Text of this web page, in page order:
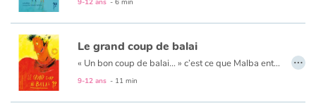
Accueil
Famille
Écoles
9-12 ans - 6 min
Le grand coup de balai
« Un bon coup de balai... » c’est ce que Malba entendait de la part des passants qui passaient devant lui d’un air méprisant. Jusqu’à ce qu’il tombe sur un vrai balai qui allait l’aider à tracer son chemin...
9-12 ans - 11 min
…